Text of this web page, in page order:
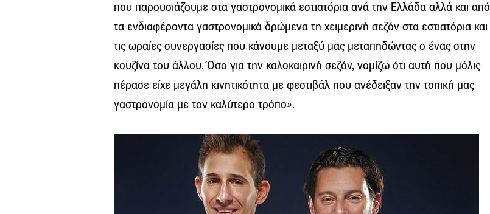
που παρουσιάζουμε στα γαστρονομικά εστιατόρια ανά την Ελλάδα αλλά και από
τα ενδιαφέροντα γαστρονομικά δρώμενα τη χειμερινή σεζόν στα εστιατόρια και
τις ωραίες συνεργασίες που κάνουμε μεταξύ μας μεταπηδώντας ο ένας στην
κουζίνα του άλλου. Όσο για την καλοκαιρινή σεζόν, νομίζω ότι αυτή που μόλις
πέρασε είχε μεγάλη κινητικότητα με φεστιβάλ που ανέδειξαν την τοπική μας
γαστρονομία με τον καλύτερο τρόπο».